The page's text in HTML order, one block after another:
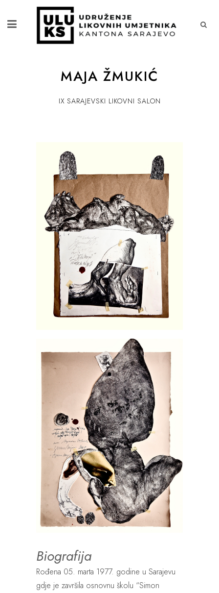
MAJA ŽMUKIĆ
IX SARAJEVSKI LIKOVNI SALON
Biografija
Rođena 05. marta 1977. godine u Sarajevu
gdje je završila osnovnu školu “Simon